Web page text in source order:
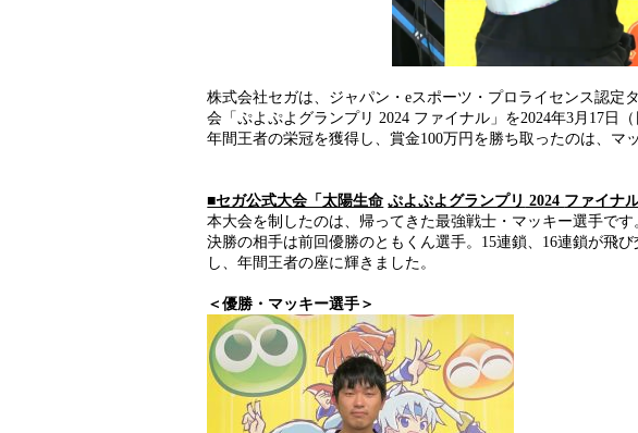
株式会社セガは、ジャパン・eスポーツ・プロライセンス認
会「ぷよぷよグランプリ 2024 ファイナル」を2024年3月17日
年間王者の栄冠を獲得し、賞金100万円を勝ち取ったのは、マ
■セガ公式大会「太陽生命 ぷよぷよグランプリ 2024 ファイナ
本大会を制したのは、帰ってきた最強戦士・マッキー選手です
決勝の相手は前回優勝のともくん選手。15連鎖、16連鎖が飛
し、年間王者の座に輝きました。
＜優勝・マッキー選手＞